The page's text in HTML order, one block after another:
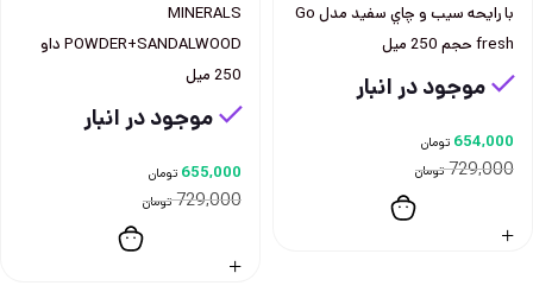
با رايحه سيب و چاي سفيد مدل Go
fresh حجم 250 ميل
موجود در انبار
729,000 تومان
654,000 تومان
MINERALS
POWDER+SANDALWOOD داو
250 ميل
موجود در انبار
729,000 تومان
655,000 تومان